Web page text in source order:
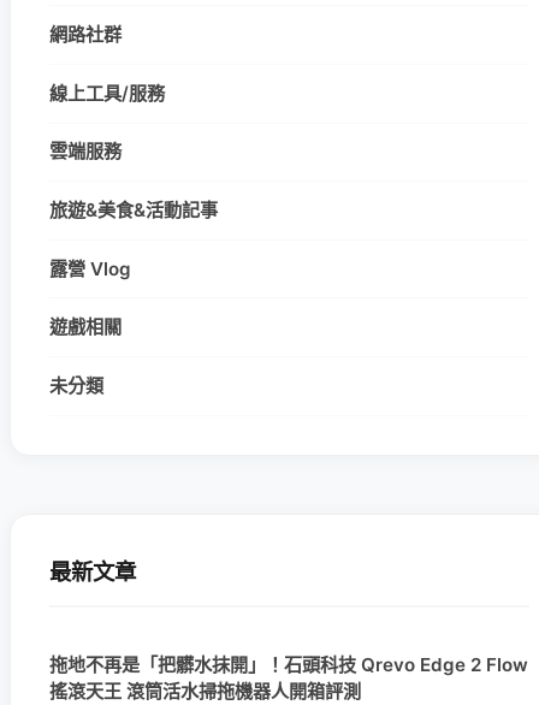
網路社群
線上工具/服務
雲端服務
旅遊&美食&活動記事
露營 Vlog
遊戲相關
未分類
最新文章
拖地不再是「把髒水抹開」！石頭科技 Qrevo Edge 2 Flow
搖滾天王 滾筒活水掃拖機器人開箱評測